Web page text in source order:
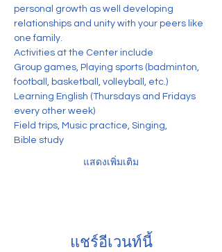
personal growth as well developing
relationships and unity with your peers like
one family.
Activities at the Center include
Group games, Playing sports (badminton,
football, basketball, volleyball, etc.)
Learning English (Thursdays and Fridays
every other week)
Field trips, Music practice, Singing,
Bible study
แสดงเพิ่มเติม
แชร์อีเวนท์นี้